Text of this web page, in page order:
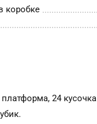
коробке
24